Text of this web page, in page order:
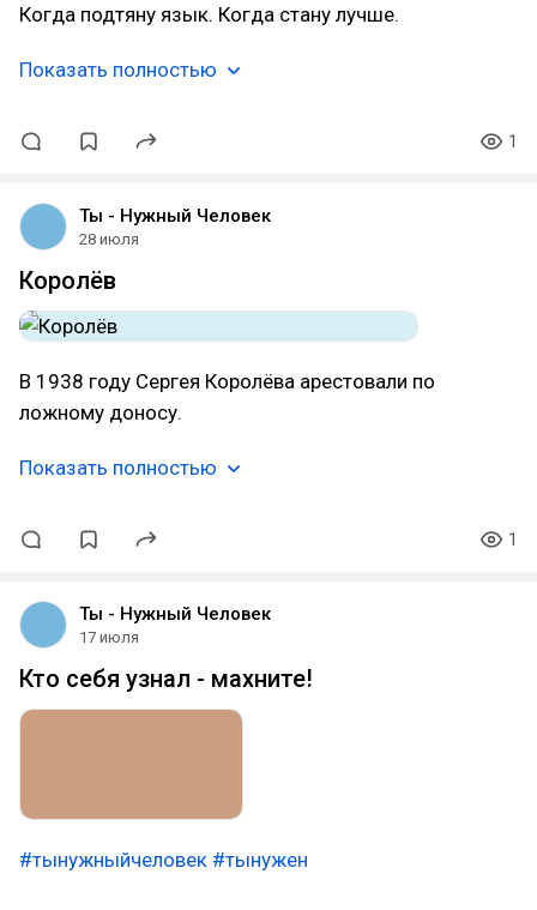
Когда подтяну язык. Когда стану лучше.
Показать полностью
1
Ты - Нужный Человек
28 июля
Королёв
В 1938 году Сергея Королёва арестовали по
ложному доносу.
Показать полностью
1
Ты - Нужный Человек
17 июля
Кто себя узнал - махните!
#тынужныйчеловек #тынужен